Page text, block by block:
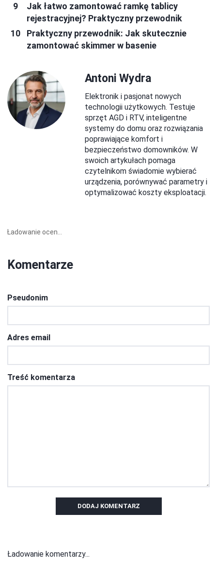
Jak łatwo zamontować ramkę tablicy
rejestracyjnej? Praktyczny przewodnik
Praktyczny przewodnik: Jak skutecznie
zamontować skimmer w basenie
Antoni Wydra
Elektronik i pasjonat nowych
technologii użytkowych. Testuje
sprzęt AGD i RTV, inteligentne
systemy do domu oraz rozwiązania
poprawiające komfort i
bezpieczeństwo domowników. W
swoich artykułach pomaga
czytelnikom świadomie wybierać
urządzenia, porównywać parametry i
optymalizować koszty eksploatacji.
Ładowanie ocen...
Komentarze
Pseudonim
Adres email
Treść komentarza
DODAJ KOMENTARZ
Ładowanie komentarzy...